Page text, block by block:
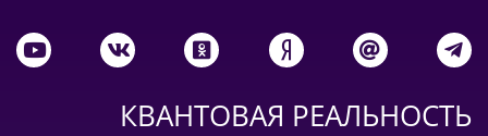
КВАНТОВАЯ РЕАЛЬНОСТЬ